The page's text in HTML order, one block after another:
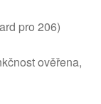
pro 206)
ověřena,